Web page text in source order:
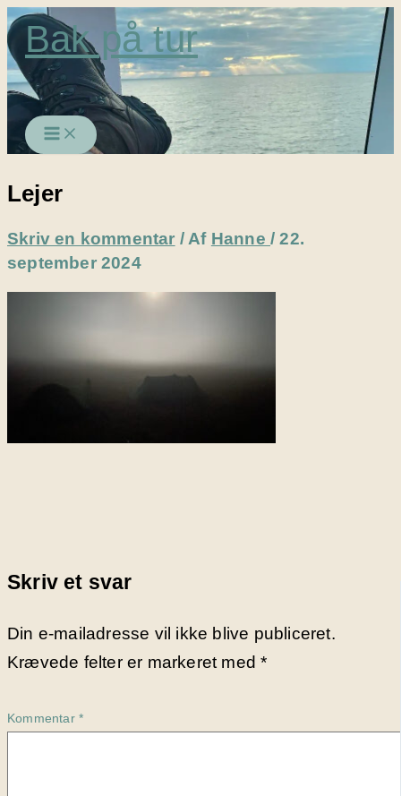
Gå
til
indholdet
Bak på tur
Lejer
Skriv en kommentar / Af Hanne/22.
september 2024
Skriv et svar
Din e-mailadresse vil ikke blive publiceret.
Krævede felter er markeret med*
Kommentar *